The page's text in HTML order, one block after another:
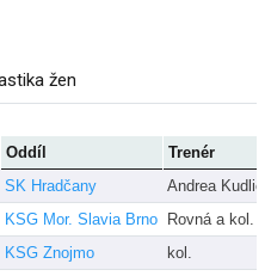
žen
Oddíl
Trenér
SK Hradčany
Andrea
KSG Mor. Slavia Brno
Rovná a kol.
KSG Znojmo
kol.